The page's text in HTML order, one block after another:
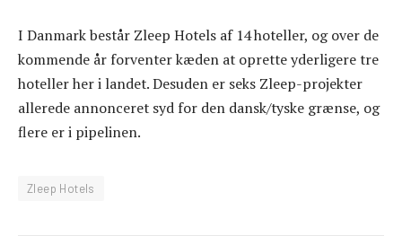
I Danmark består Zleep Hotels af 14 hoteller, og over de
kommende år forventer kæden at oprette yderligere tre
hoteller her i landet. Desuden er seks Zleep-projekter
allerede annonceret syd for den dansk/tyske grænse, og
flere er i pipelinen.
Zleep Hotels